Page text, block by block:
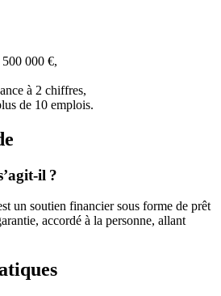
000 €,
à 2 chiffres,
de 10 emplois.
il ?
un soutien financier sous forme de prêt
accordé à la personne, allant